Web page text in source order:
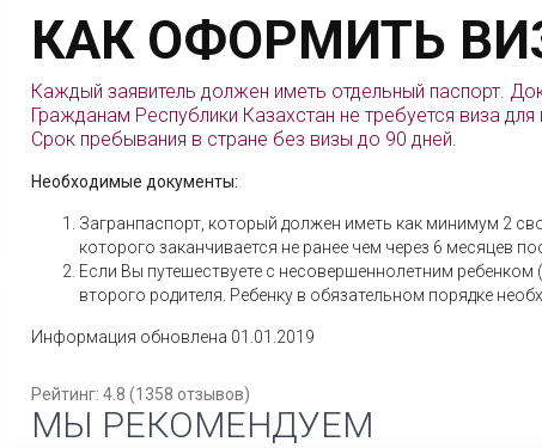
КАК ОФОРМИТЬ
Каждый заявитель должен иметь отдельный паспорт.
Гражданам Республики Казахстан не требуется виза
Срок пребывания в стране без визы до 90 дней.
Необходимые документы:
Загранпаспорт, который должен иметь как минимум 2
которого заканчивается не ранее чем через 6 месяцев
Если Вы путешествуете с несовершеннолетним
второго родителя. Ребенку в обязательном порядке
Информация обновлена 01.01.2019
Рейтинг: 4.8 (1358 отзывов)
МЫ РЕКОМЕНДУЕМ